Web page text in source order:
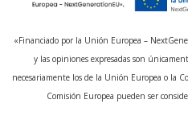
«Financiado por la Unión Europea –
y las opiniones expresadas son
necesariamente los de la Unión Europea o la
Comisión Europea pueden ser